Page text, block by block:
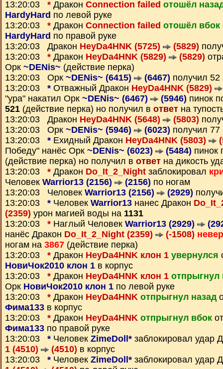
13:20:03 * Дракон Connection failed отошёл
HardyHard по левой руке
13:20:03 * Дракон Connection failed отошёл вбок
HardyHard по правой руке
13:20:03 Дракон HeyDa4HNK (5725) (5829)
13:20:03 * Дракон HeyDa4HNK (5829) (5829)
Орк ~DENis~ (действие перка)
13:20:03 Орк ~DENis~ (6415) (6467) получил 52
13:20:03 * Отважный Дракон HeyDa4HNK (5829)
"ура" накатил Орк ~DENis~ (6467) (5946) пинок
521 (действие перка) но получил в ответ на
13:20:03 Дракон HeyDa4HNK (5648) (5803)
13:20:03 Орк ~DENis~ (5946) (6023) получил 77
13:20:03 * Ехидный Дракон HeyDa4HNK (5803)
Победу" нанёс Орк ~DENis~ (6023) (5484) пинок
(действие перка) но получил в ответ на дикость
13:20:03 * Дракон Do_It_2_Night заблокировал
Человек Warrior13 (2156) (2156) по ногам
13:20:03 Человек Warrior13 (2156) (2929)
13:20:03 * Человек Warrior13 нанес Дракон
(2359) урон магией воды на 1131
13:20:03 * Наглый Человек Warrior13 (2929)
нанёс Дракон Do_It_2_Night (2359) (-1508)
ногам на 3867 (действие перка)
13:20:03 * Дракон HeyDa4HNK клон 1 увернулся
НовиЧок2010 клон 1 в корпус
13:20:03 * Дракон HeyDa4HNK клон 1 отпрыгнул
Орк НовиЧок2010 клон 1 по левой руке
13:20:03 * Дракон HeyDa4HNK отпрыгнул назад
Фима133 в корпус
13:20:03 * Дракон HeyDa4HNK отпрыгнул вбок
Фима133 по правой руке
13:20:03 * Человек ZimeDoll* заблокировал удар
1 (4510)
(4510) в корпус
13:20:03 * Человек ZimeDoll* заблокировал удар